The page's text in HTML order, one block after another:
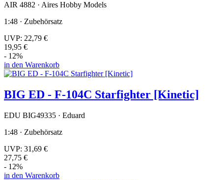
AIR 4882 · Aires Hobby Models
1:48 · Zubehörsatz
UVP: 22,79 €
19,95 €
- 12%
in den Warenkorb
BIG ED - F-104C Starfighter [Kinetic]
EDU BIG49335 · Eduard
1:48 · Zubehörsatz
UVP: 31,69 €
27,75 €
- 12%
in den Warenkorb